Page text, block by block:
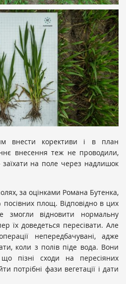
внести корективи і в план
внесення теж не проводили,
на поле через надлишок
за оцінками Романа Бутенка,
площ. Відповідно в цих
змогли відновити нормальну
їх доведеться пересівати. Але
непередбачувані, адже
коли з полів піде вода. Вони
пізні сходи на пересіяних
потрібні фази вегетації і дати